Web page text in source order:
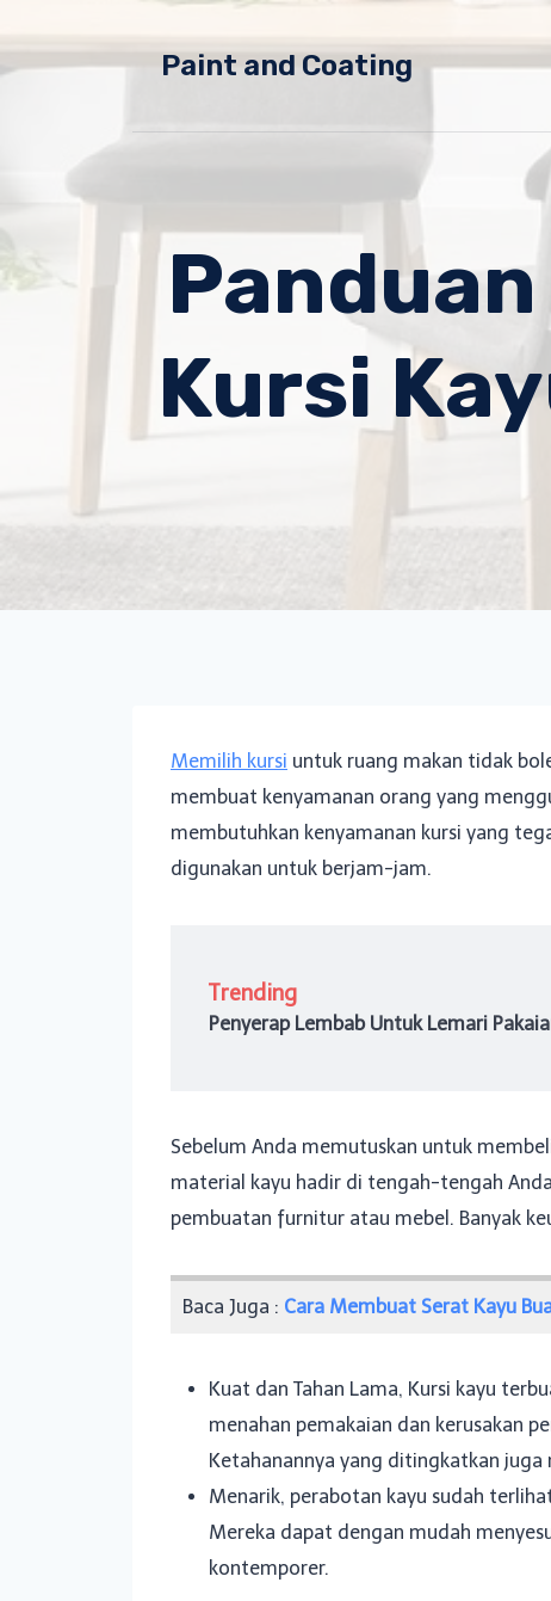
Paint and Coating
Kursi
Memilih kursi untuk ruang makan tidak
membuat kenyamanan orang yang
membutuhkan kenyamanan kursi yang
digunakan untuk berjam-jam.
Trending
Penyerap Lembab Untuk Lemari
Sebelum Anda memutuskan untuk
material kayu hadir di tengah-tengah
pembuatan furnitur atau mebel. Banyak
Baca Juga : Cara Membuat Serat Kayu
Kuat dan Tahan Lama, Kursi kayu
menahan pemakaian dan kerusakan
Ketahanannya yang ditingkatkan
Menarik, perabotan kayu sudah
Mereka dapat dengan mudah
kontemporer.